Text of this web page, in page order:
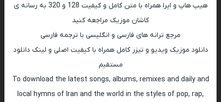
هیپ هاپ و اپرا همراه با متن کامل و کیفیت 128 و 320 به رسانه ی
کاشان موزیک مراجعه کنید
مرجع ترانه های فارسی و انگلیسی با ترجمه فارسی
دانلود موزیک ویدیو و تیزر کامل همراه با کیفیت اصلی و لینک دانلود
مستقیم
To download the latest songs, albums, remixes and daily and
local hymns of Iran and the world in the styles of pop, rap,